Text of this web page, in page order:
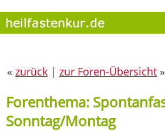
« zurück | zur Foren-Übersicht »
Forenthema:
Sonntag/Montag